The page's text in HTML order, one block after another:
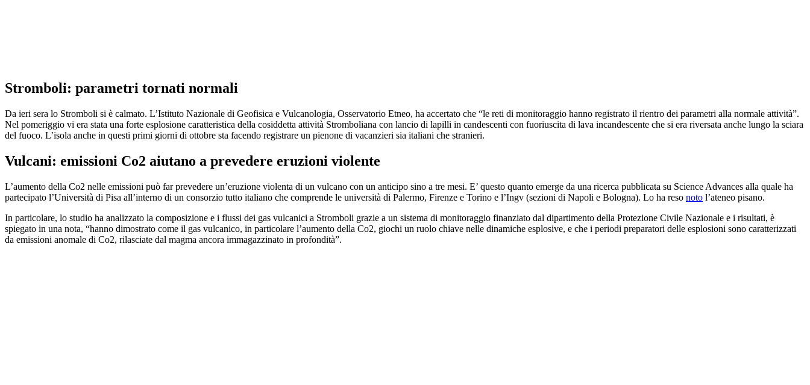
Stromboli: parametri tornati normali
Da ieri sera lo Stromboli si è calmato. L’Istituto Nazionale di Geofisica e Vulcanologia, Osservatorio Etneo, ha accertato che “le reti di monitoraggio hanno registrato il rientro dei parametri alla normale attività”.
Nel pomeriggio vi era stata una forte esplosione caratteristica della cosiddetta attività Stromboliana con lancio di lapilli in candescenti con fuoriuscita di lava incandescente che si era riversata anche lungo la sciara
del fuoco. L’isola anche in questi primi giorni di ottobre sta facendo registrare un pienone di vacanzieri sia italiani che stranieri.
Vulcani: emissioni Co2 aiutano a prevedere eruzioni violente
L’aumento della Co2 nelle emissioni può far prevedere un’eruzione violenta di un vulcano con un anticipo sino a tre mesi. E’ questo quanto emerge da una ricerca pubblicata su Science Advances alla quale ha
partecipato l’Università di Pisa all’interno di un consorzio tutto italiano che comprende le università di Palermo, Firenze e Torino e l’Ingv (sezioni di Napoli e Bologna). Lo ha reso noto l’ateneo pisano.
In particolare, lo studio ha analizzato la composizione e i flussi dei gas vulcanici a Stromboli grazie a un sistema di monitoraggio finanziato dal dipartimento della Protezione Civile Nazionale e i risultati, è
spiegato in una nota, “hanno dimostrato come il gas vulcanico, in particolare l’aumento della Co2, giochi un ruolo chiave nelle dinamiche esplosive, e che i periodi preparatori delle esplosioni sono caratterizzati
da emissioni anomale di Co2, rilasciate dal magma ancora immagazzinato in profondità”.